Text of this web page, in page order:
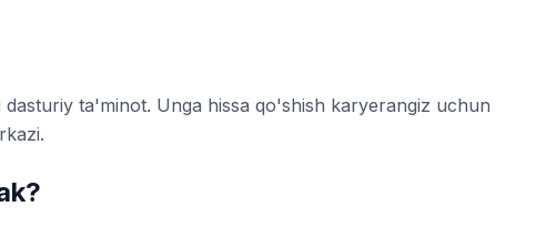
ta'minot. Unga hissa qo'shish karyerangiz uchun